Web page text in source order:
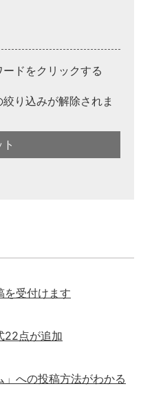
ドをクリックする
り込みが解除されま
を受付けます
22点が追加
」への投稿方法がわかる